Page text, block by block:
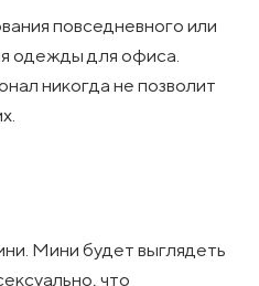
повседневного или
одежды для офиса.
никогда не позволит
Мини будет выглядеть
что